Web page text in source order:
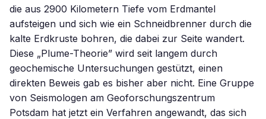
die aus 2900 Kilometern Tiefe vom Erdmantel
aufsteigen und sich wie ein Schneidbrenner durch die
kalte Erdkruste bohren, die dabei zur Seite wandert.
Diese „Plume-Theorie” wird seit langem durch
geochemische Untersuchungen gestützt, einen
direkten Beweis gab es bisher aber nicht. Eine Gruppe
von Seismologen am Geoforschungszentrum
Potsdam hat jetzt ein Verfahren angewandt, das sich